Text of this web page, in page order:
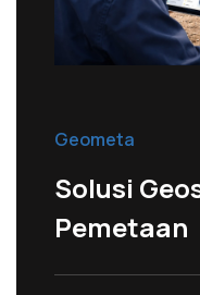
Geometa
Solusi
Pemetaan